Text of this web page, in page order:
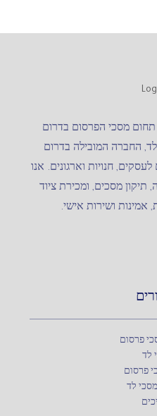
מסכי הפרסום בדרום
החברה המובילה בדרום
חנויות וארגונים. אנו
מסכים, ומכירת ציוד
אמינות ושירות אישי.
פרסום
לד
פרסום
לד